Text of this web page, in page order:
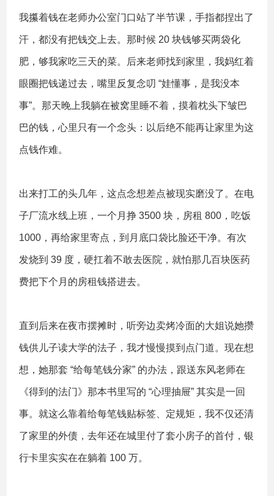
我攥着钱在老师办公室门口站了半节课，手指都捏出了
汗，都没有把钱交上去。那时候 20 块钱够买两袋化
肥，够我家吃三天的菜。后来老师找到家里，我妈红着
眼圈把钱递过去，嘴里反复念叨 “娃懂事，是我没本
事”。那天晚上我躺在被窝里睡不着，摸着枕头下皱巴
巴的钱，心里只有一个念头：以后绝不能再让家里为这
点钱作难。
出来打工的头几年，这点念想差点被现实磨没了。在电
子厂流水线上班，一个月挣 3500 块，房租 800，吃饭
1000，再给家里寄点，到月底口袋比脸还干净。有次
发烧到 39 度，硬扛着不敢去医院，就怕那几百块医药
费把下个月的房租钱搭进去。
直到后来在夜市摆摊时，听旁边卖烤冷面的大姐说她攒
钱供儿子读大学的法子，我才慢慢摸到点门道。现在想
想，她那套 “给每笔钱分家” 的办法，跟送东风老师在
《得到的法门 》那本书里写的 “心理抽屉” 其实是一回
事。就这么靠着给每笔钱贴标签、定规矩，我不仅还清
了家里的外债，去年还在城里付了套小房子的首付，银
行卡里实实在在躺着 100 万。